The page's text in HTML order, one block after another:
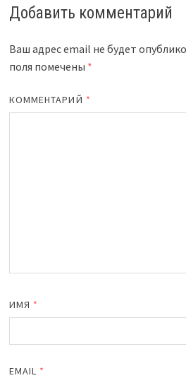
Добавить комментарий
Ваш адрес email не будет
поля помечены *
КОММЕНТАРИЙ *
ИМЯ *
EMAIL *